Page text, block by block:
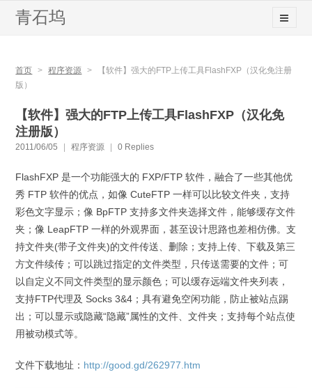
青石坞
首页 > 程序资源 >
【软件】强大的FTP上传工具FlashFXP（汉化免注册
版）
【软件】强大的FTP上传工具FlashFXP（汉化免
注册版）
2011/06/05 程序资源 0 Replies
FlashFXP 是一个功能强大的 FXP/FTP 软件，融合了一些其他优
秀 FTP 软件的优点，如像 CuteFTP 一样可以比较文件夹，支持
彩色文字显示；像 BpFTP 支持多文件夹选择文件，能够缓存文件
夹；像 LeapFTP 一样的外观界面，甚至设计思路也差相仿佛。支
持文件夹(带子文件夹)的文件传送、删除；支持上传、下载及第三
方文件续传；可以跳过指定的文件类型，只传送需要的文件；可
以自定义不同文件类型的显示颜色；可以缓存远端文件夹列表，
支持FTP代理及 Socks 3&4；具有避免空闲功能，防止被站点踢
出；可以显示或隐藏“隐藏”属性的文件、文件夹；支持每个站点使
用被动模式等。
文件下载地址： http://good.gd/262977.htm